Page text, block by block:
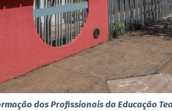
dos Profissionais da Educação